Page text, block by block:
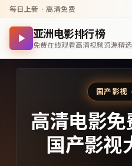
每日上新 · 高清免费
亚洲电影排行榜
免费在线观看高清视频资源精
国产影视
高清电影免
国产影视